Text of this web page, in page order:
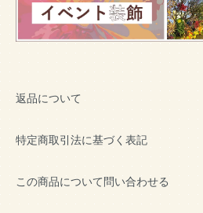
返品について
特定商取引法に基づく表記
この商品について問い合わせる